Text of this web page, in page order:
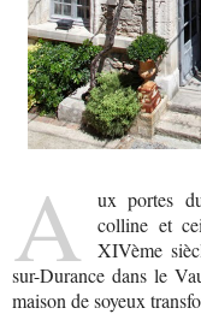
A
ux portes
colline et
XIVème
sur-Durance dans le
maison de soyeux